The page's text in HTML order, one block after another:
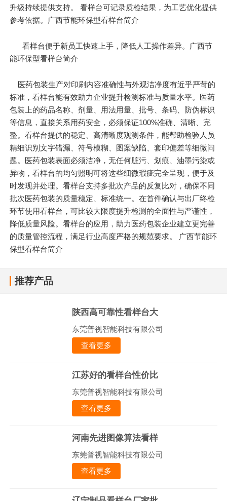
升级持续提供支持。 看样台可记录质检结果，为工艺优化提供
参考依据。广西节能环保型看样台简介
看样台便于新员工快速上手，降低人工操作差异。广西节
能环保型看样台简介
医药包装生产对印刷内容准确性与外观洁净度有近乎严苛的
标准，看样台能有效助力企业提升检测标准与质量水平。医药
包装上的药品名称、剂量、用法用量、批号、条码、防伪标识
等信息，直接关系用药安全，必须保证100%准确、清晰、完
整。看样台提供的稳定、高清晰度观测条件，能帮助检验人员
精细识别文字错漏、符号模糊、图案缺陷、套印偏差等细微问
题。医药包装表面必须洁净，无任何脏污、划痕、油墨污染或
异物，看样台的均匀照明可将这些细微瑕疵完全呈现，便于及
时发现并处理。看样台支持多批次产品的反复比对，确保不同
批次医药包装的质量稳定、标准统一。在首件确认与出厂终检
环节使用看样台，可比较大限度提升检测的全面性与严谨性，
降低质量风险。看样台的应用，助力医药包装企业建立更完善
的质量管控流程，满足行业高度严格的规范要求。 广西节能环
保型看样台简介
推荐产品
陕西高可靠性看样台大
东莞普视智能科技有限公司
查看更多
江苏好的看样台性价比
东莞普视智能科技有限公司
查看更多
河南先进图像算法看样
东莞普视智能科技有限公司
查看更多